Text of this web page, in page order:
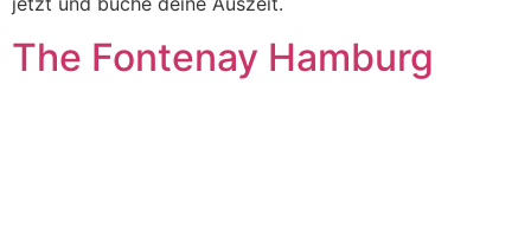
The Fontenay Hamburg